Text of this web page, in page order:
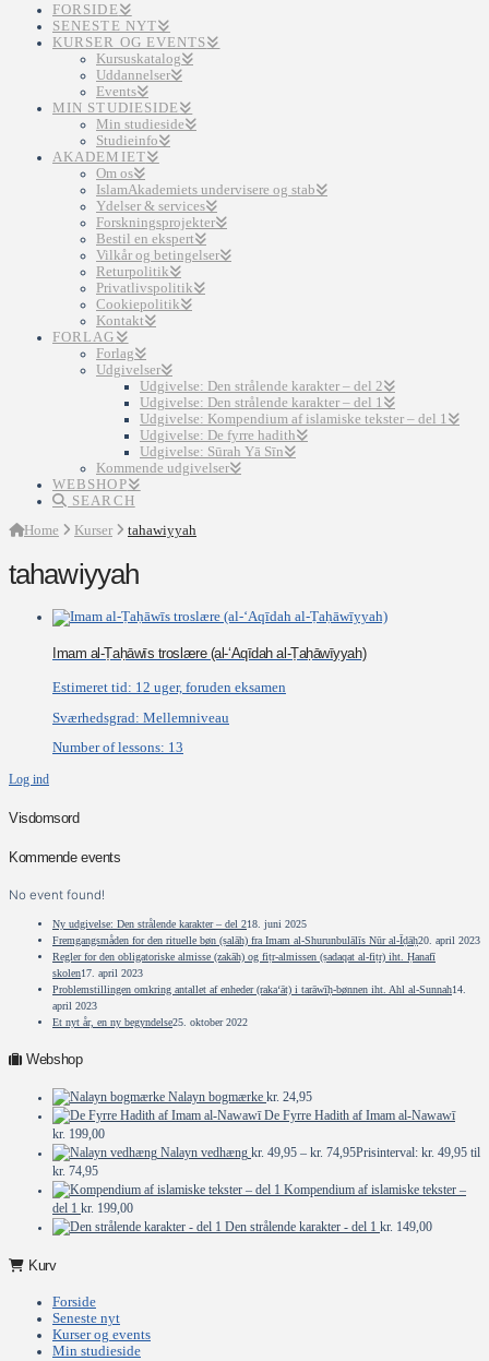
FORSIDE
SENESTE NYT
KURSER OG EVENTS
Kursuskatalog
Uddannelser
Events
MIN STUDIESIDE
Min studieside
Studieinfo
AKADEMIET
Om os
IslamAkademiets undervisere og stab
Ydelser & services
Forskningsprojekter
Bestil en ekspert
Vilkår og betingelser
Returpolitik
Privatlivspolitik
Cookiepolitik
Kontakt
FORLAG
Forlag
Udgivelser
Udgivelse: Den strålende karakter – del 2
Udgivelse: Den strålende karakter – del 1
Udgivelse: Kompendium af islamiske tekster – del 1
Udgivelse: De fyrre hadith
Udgivelse: Sūrah Yā Sīn
Kommende udgivelser
WEBSHOP
SEARCH
Home
Kurser tahawiyyah
tahawiyyah
Imam al-Ṭaḥāwīs troslære (al-‘Aqīdah al-Ṭaḥāwīyyah)
Estimeret tid: 12 uger, foruden eksamen
Sværhedsgrad: Mellemniveau
Number of lessons: 13
Log ind
Visdomsord
Kommende events
No event found!
Ny udgivelse: Den strålende karakter – del 218. juni 2025
Fremgangsmåden for den rituelle bøn (ṣalāh) fra Imam al-Shurunbulālīs Nūr al-Īḍāḥ20. april 2023
Regler for den obligatoriske almisse (zakāh) og fiṭr-almissen (ṣadaqat al-fiṭr) iht. Ḥanafī
skolen17. april 2023
Problemstillingen omkring antallet af enheder (raka‘āt) i tarāwīḥ-bønnen iht. Ahl al-Sunnah14.
april 2023
Et nyt år, en ny begyndelse25. oktober 2022
Webshop
Nalayn bogmærke kr. 24,95
De Fyrre Hadith af Imam al-Nawawī
kr. 199,00
Nalayn vedhæng kr. 49,95 – kr. 74,95Prisinterval: kr. 49,95 til
kr. 74,95
Kompendium af islamiske tekster –
del 1 kr. 199,00
Den strålende karakter - del 1 kr. 149,00
Kurv
Forside
Seneste nyt
Kurser og events
Min studieside